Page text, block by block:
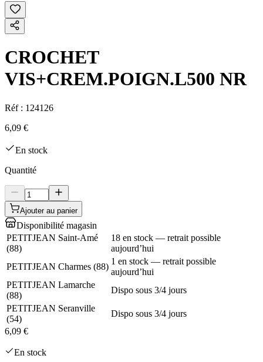
CROCHET
VIS+CREM.POIGN.L500 NR
Réf : 124126
6,09 €
En stock
Quantité
Ajouter au panier
Disponibilité magasin
PETITJEAN Saint-Amé
(88)
18 en stock — retrait possible
aujourd’hui
PETITJEAN Charmes (88)
1 en stock — retrait possible
aujourd’hui
PETITJEAN Lamarche
(88)
Dispo sous 3/4 jours
PETITJEAN Seranville
(54)
Dispo sous 3/4 jours
6,09 €
En stock